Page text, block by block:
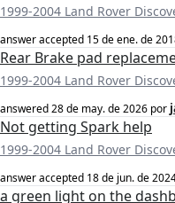
1999-2004 Land Rover
answer accepted 15 de ene. de
Rear Brake pad
1999-2004 Land Rover
answered28 de may. de 2026 por
Not getting Spark help
1999-2004 Land Rover
answer accepted 18 de jun. de
a green light on the